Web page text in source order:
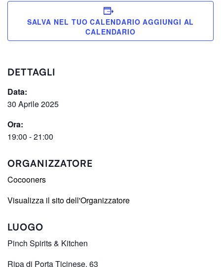
SALVA NEL TUO CALENDARIO
DETTAGLI
Data:
30 Aprile 2025
Ora:
19:00 - 21:00
ORGANIZZATORE
Cocooners
Visualizza il sito dell'Organizzatore
LUOGO
Pinch Spirits & Kitchen
Ripa di Porta Ticinese, 63